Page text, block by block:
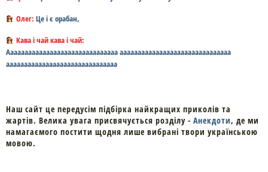
Олег: Це і є орабан,
Кава і чай кава і чай:
Ааааааааааааааааааааааааааааааа ааааааааааааааааааааааааааааааа
ааааааааааааааааааааааааааааааа
Наш сайт це передусім підбірка найкращих приколів та
жартів. Велика увага присвячується розділу - Анекдоти, де ми
намагаємого постити щодня лише вибрані твори українською
мовою.